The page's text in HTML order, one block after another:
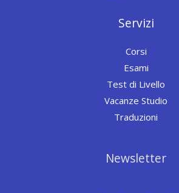
Servizi
Corsi
Esami
Test di Livello
Vacanze Studio
Traduzioni
Newsletter